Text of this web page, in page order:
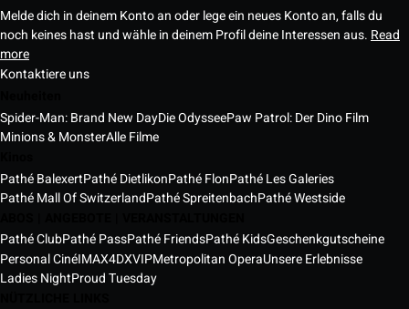
Melde dich in deinem Konto an oder lege ein neues Konto an, falls du
noch keines hast und wähle in deinem Profil deine Interessen aus. Read
more
Kontaktiere uns
Spider-Man: Brand New DayDie OdysseePaw Patrol: Der Dino Film
Minions & MonsterAlle Filme
Pathé BalexertPathé DietlikonPathé FlonPathé Les Galeries
Pathé Mall Of SwitzerlandPathé SpreitenbachPathé Westside
Pathé ClubPathé PassPathé FriendsPathé KidsGeschenkgutscheine
Personal CinéIMAX4DXVIPMetropolitan OperaUnsere Erlebnisse
Ladies NightProud Tuesday